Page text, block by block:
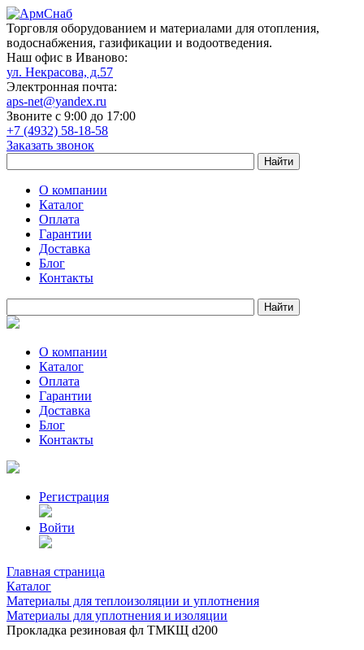
Торговля оборудованием и материалами для отопления,
водоснабжения, газификации и водоотведения.
Наш офис в Иваново:
ул. Некрасова, д.57
Электронная почта:
aps-net@yandex.ru
Звоните с 9:00 до 17:00
+7 (4932) 58-18-58
Заказать звонок
О компании
Каталог
Оплата
Гарантии
Доставка
Блог
Контакты
О компании
Каталог
Оплата
Гарантии
Доставка
Блог
Контакты
Регистрация
Войти
Главная страница
Каталог
Материалы для теплоизоляции и уплотнения
Материалы для уплотнения и изоляции
Прокладка резиновая фл ТМКЩ d200